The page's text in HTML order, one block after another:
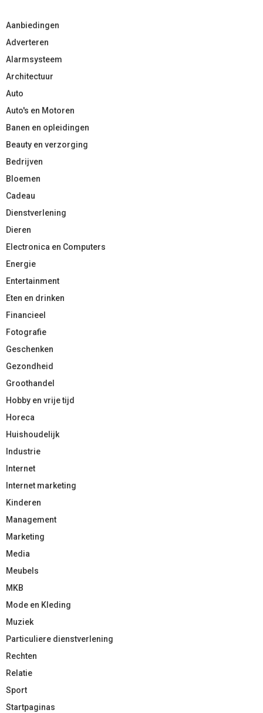
Aanbiedingen
Adverteren
Alarmsysteem
Architectuur
Auto
Auto's en Motoren
Banen en opleidingen
Beauty en verzorging
Bedrijven
Bloemen
Cadeau
Dienstverlening
Dieren
Electronica en Computers
Energie
Entertainment
Eten en drinken
Financieel
Fotografie
Geschenken
Gezondheid
Groothandel
Hobby en vrije tijd
Horeca
Huishoudelijk
Industrie
Internet
Internet marketing
Kinderen
Management
Marketing
Media
Meubels
MKB
Mode en Kleding
Muziek
Particuliere dienstverlening
Rechten
Relatie
Sport
Startpaginas